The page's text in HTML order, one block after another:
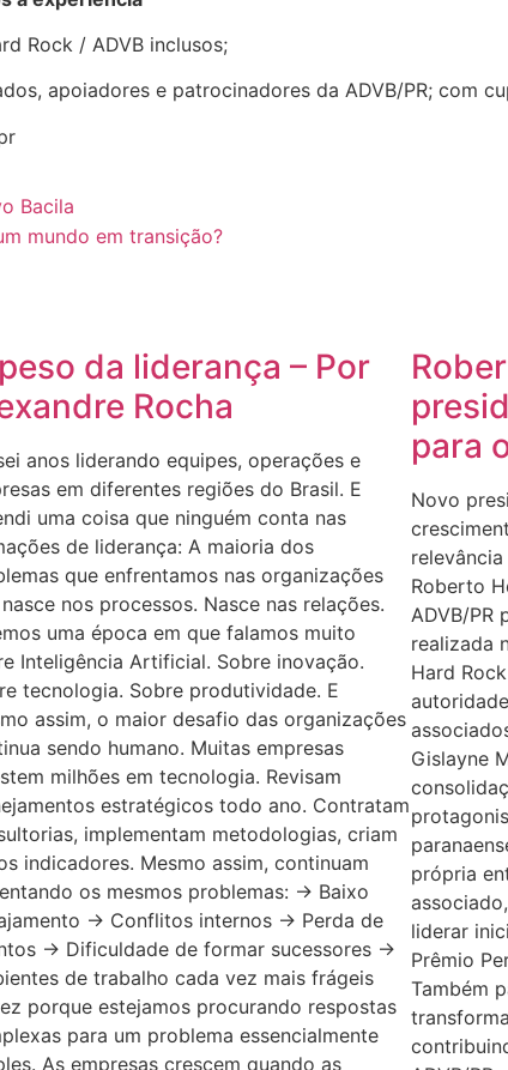
Rock / ADVB inclusos;
apoiadores e patrocinadores da ADVB/PR; com
Bacila
mundo em transição?
da liderança – Por
Rocha
anos liderando equipes, operações e
em diferentes regiões do Brasil. E
uma coisa que ninguém conta nas
de liderança: A maioria dos
que enfrentamos nas organizações
nos processos. Nasce nas relações.
uma época em que falamos muito
Inteligência Artificial. Sobre inovação.
tecnologia. Sobre produtividade. E
assim, o maior desafio das organizações
sendo humano. Muitas empresas
milhões em tecnologia. Revisam
estratégicos todo ano. Contratam
implementam metodologias, criam
indicadores. Mesmo assim, continuam
os mesmos problemas: → Baixo
→ Conflitos internos → Perda de
→ Dificuldade de formar sucessores →
de trabalho cada vez mais frágeis
porque estejamos procurando respostas
para um problema essencialmente
As empresas crescem quando as
para
Novo
Roberto
ADVB/PR
realizada
Hard
Gislayne
própria
liderar
Prêmio
Também